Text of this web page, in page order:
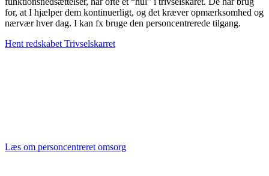
for, at I hjælper dem kontinuerligt, og det kræver opmærksomhed og
nærvær hver dag. I kan fx bruge den personcentrerede tilgang.
Hent redskabet Trivselskarret
Læs om personcentreret omsorg